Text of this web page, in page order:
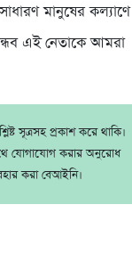
মানুষের কল্যাণে
এই নেতাকে আমরা
সূত্রসহ প্রকাশ করে থাকি।
যোগাযোগ করার অনুরোধ
করা বেআইনি।